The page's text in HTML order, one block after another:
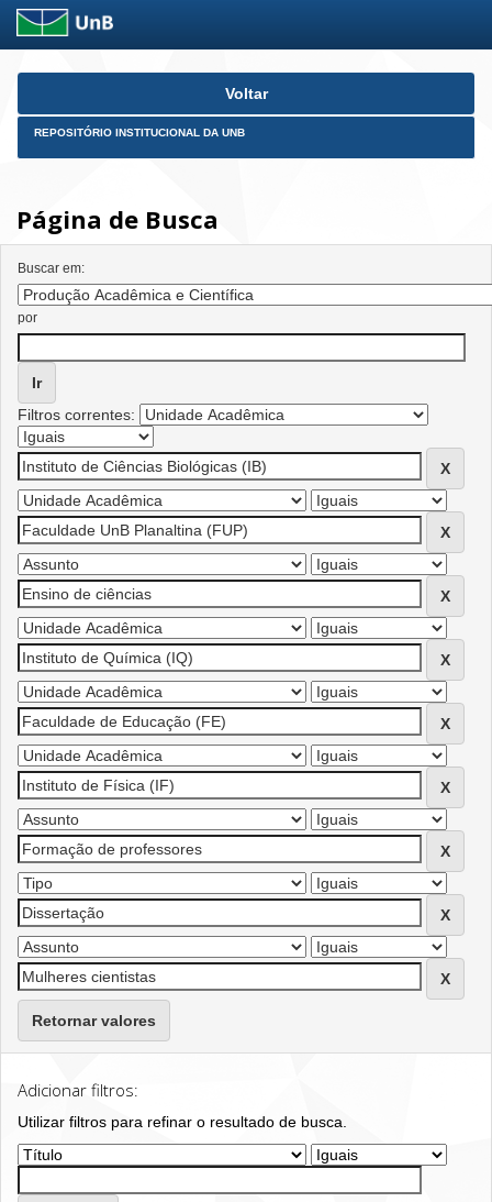
Skip
Voltar
REPOSITÓRIO INSTITUCIONAL DA UNB
Página de Busca
Buscar em:
por
Filtros correntes:
Retornar valores
Adicionar filtros:
Utilizar filtros para refinar o resultado de busca.